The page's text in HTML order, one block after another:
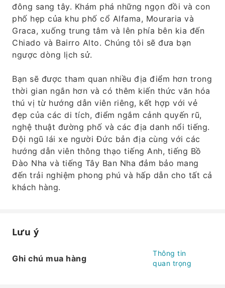
đông sang tây. Khám phá những ngọn đồi và con
phố hẹp của khu phố cổ Alfama, Mouraria và
Graca, xuống trung tâm và lên phía bên kia đến
Chiado và Bairro Alto. Chúng tôi sẽ đưa bạn
ngược dòng lịch sử.
Bạn sẽ được tham quan nhiều địa điểm hơn trong
thời gian ngắn hơn và có thêm kiến ​​thức văn hóa
thú vị từ hướng dẫn viên riêng, kết hợp với vẻ
đẹp của các di tích, điểm ngắm cảnh quyến rũ,
nghệ thuật đường phố và các địa danh nổi tiếng.
Đội ngũ lái xe người Đức bản địa cùng với các
hướng dẫn viên thông thạo tiếng Anh, tiếng Bồ
Đào Nha và tiếng Tây Ban Nha đảm bảo mang
đến trải nghiệm phong phú và hấp dẫn cho tất cả
khách hàng.
Lưu ý
Ghi chú mua hàng
Thông tin
quan trọng